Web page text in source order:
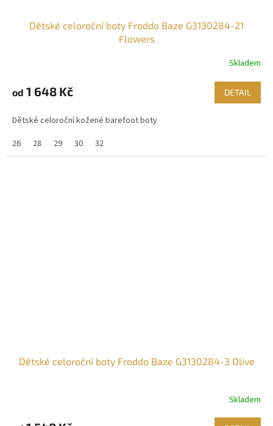
Dětské celoroční boty Froddo Baze G3130284-21
Flowers
Skladem
od 1 648 Kč DETAIL
Dětské celoroční kožené barefoot boty
26
28 29 30 32
Dětské celoroční boty Froddo Baze G3130284-3 Olive
Skladem